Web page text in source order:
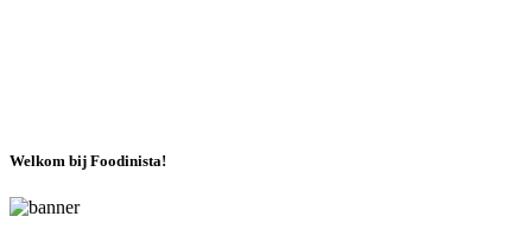
Welkom bij Foodinista!